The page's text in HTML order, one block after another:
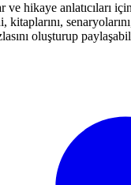
ve hikaye anlatıcıları
kitaplarını,
oluşturup